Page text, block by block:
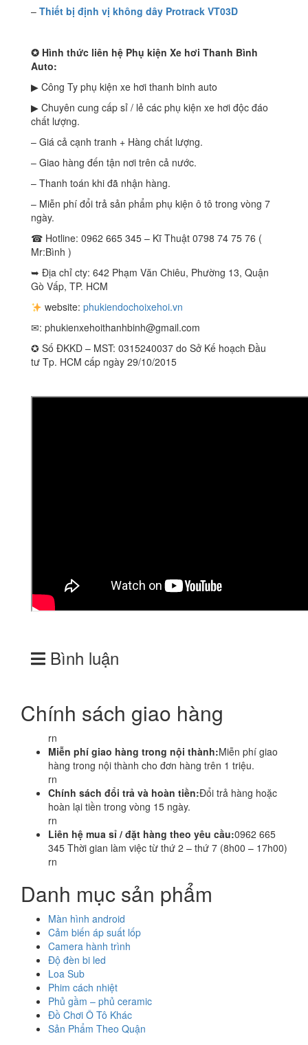
– Thiết bị định vị không dây Protrack VT03D
✪ Hình thức liên hệ Phụ kiện Xe hơi Thanh Bình
Auto:
▶ Công Ty phụ kiện xe hơi thanh binh auto
▶ Chuyên cung cấp sỉ / lẻ các phụ kiện xe hơi độc đáo
chất lượng.
– Giá cả cạnh tranh + Hàng chất lượng.
– Giao hàng đến tận nơi trên cả nước.
– Thanh toán khi đã nhận hàng.
– Miễn phí đổi trả sản phẩm phụ kiện ô tô trong vòng 7
ngày.
☎ Hotline: 0962 665 345 – Kĩ Thuật 0798 74 75 76 (
Mr:Bình )
➥ Địa chỉ cty: 642 Phạm Văn Chiêu, Phường 13, Quận
Gò Vấp, TP. HCM
website: phukiendochoixehoi.vn
✉: phukienxehoithanhbinh@gmail.com
✪ Số ĐKKD – MST: 0315240037 do Sở Kế hoạch Đầu
tư Tp. HCM cấp ngày 29/10/2015
Bình luận
Chính sách giao hàng
rn
Miễn phí giao hàng trong nội thành:Miễn phí giao
hàng trong nội thành cho đơn hàng trên 1 triệu.
rn
Chính sách đổi trả và hoàn tiền:Đổi trả hàng hoặc
hoàn lại tiền trong vòng 15 ngày.
rn
Liên hệ mua sỉ / đặt hàng theo yêu cầu:0962 665
345 Thời gian làm việc từ thứ 2 – thứ 7 (8h00 – 17h00)
rn
Danh mục sản phẩm
Màn hình android
Cảm biến áp suất lốp
Camera hành trình
Độ đèn bi led
Loa Sub
Phim cách nhiệt
Phủ gầm – phủ ceramic
Đồ Chơi Ô Tô Khác
Sản Phẩm Theo Quận